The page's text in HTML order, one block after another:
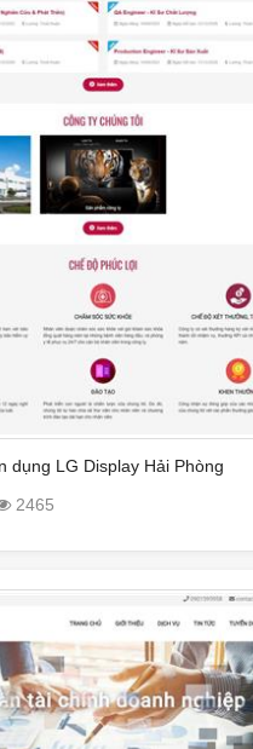
dụng LG Display Hải Phòng
2465